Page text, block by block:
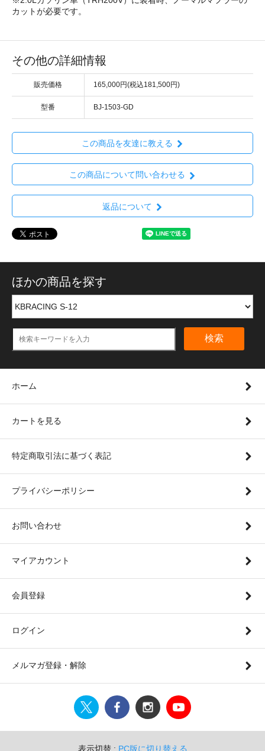
カットが必要です。
その他の詳細情報
販売価格 165,000円(税込181,500円)
型番 BJ-1503-GD
この商品を友達に教える
この商品について問い合わせる
返品について
ほかの商品を探す
検索
ホーム
カートを見る
特定商取引法に基づく表記
プライバシーポリシー
お問い合わせ
マイアカウント
会員登録
ログイン
メルマガ登録・解除
表示切替 : PC版に切り替える